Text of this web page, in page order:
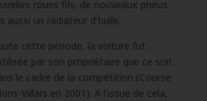
roues fils, de nouveaux pneus
aussi un radiateur d’huile.
cette période, la voiture fut
par son propriétaire que ce soit
le cadre de la compétition (Course
Villars en 2001). A l’issue de cela,